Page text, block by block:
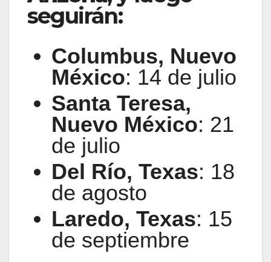
seguirán:
Columbus, Nuevo
México: 14 de julio
Santa Teresa,
Nuevo México: 21
de julio
Del Río, Texas: 18
de agosto
Laredo, Texas: 15
de septiembre